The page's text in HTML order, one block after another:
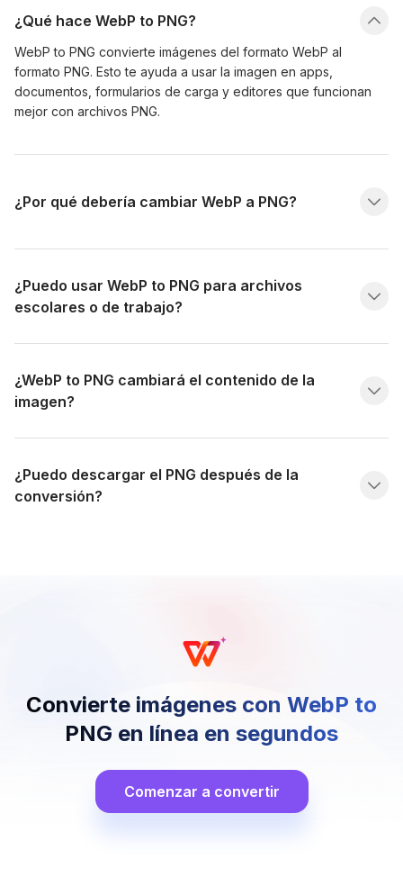
¿Qué hace WebP to PNG?
WebP to PNG convierte imágenes del formato WebP al
formato PNG. Esto te ayuda a usar la imagen en apps,
documentos, formularios de carga y editores que funcionan
mejor con archivos PNG.
¿Por qué debería cambiar WebP a PNG?
¿Puedo usar WebP to PNG para archivos
escolares o de trabajo?
¿WebP to PNG cambiará el contenido de la
imagen?
¿Puedo descargar el PNG después de la
conversión?
Convierte imágenes con WebP to
PNG en línea en segundos
Comenzar a convertir